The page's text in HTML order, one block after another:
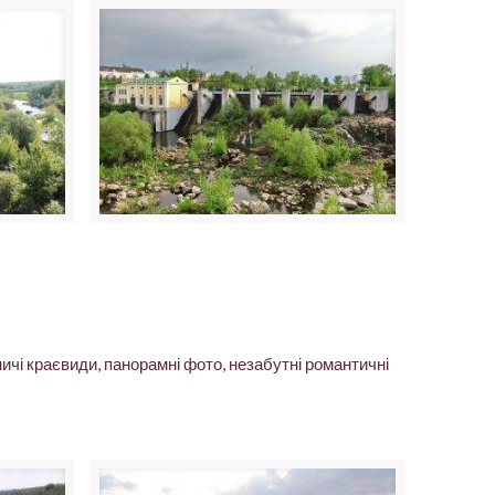
краєвиди, панорамні фото, незабутні романтичні